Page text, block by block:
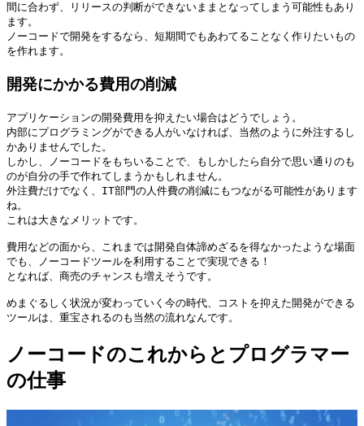
間に合わず、リリースの判断ができないままとなってしまう可能性もあり
ます。
ノーコードで開発をするなら、短期間でもあわてることなく作りたいもの
を作れます。
開発にかかる費用の削減
アプリケーションの開発費用を抑えたい場合はどうでしょう。
内部にプログラミングができる人がいなければ、当然のように外注するし
かありませんでした。
しかし、ノーコードをもちいることで、もしかしたら自分で思い通りのも
のが自分の手で作れてしまうかもしれません。
外注費だけでなく、IT部門の人件費の削減にもつながる可能性があります
ね。
これは大きなメリットです。
費用などの面から、これまでは開発自体諦めざるを得なかったような場面
でも、ノーコードツールを利用することで実現できる！
となれば、商売のチャンスも増えそうです。
めまぐるしく状況が変わっていく今の時代、コストを抑えた開発ができる
ノーコードのこれからとプログラマー
の仕事